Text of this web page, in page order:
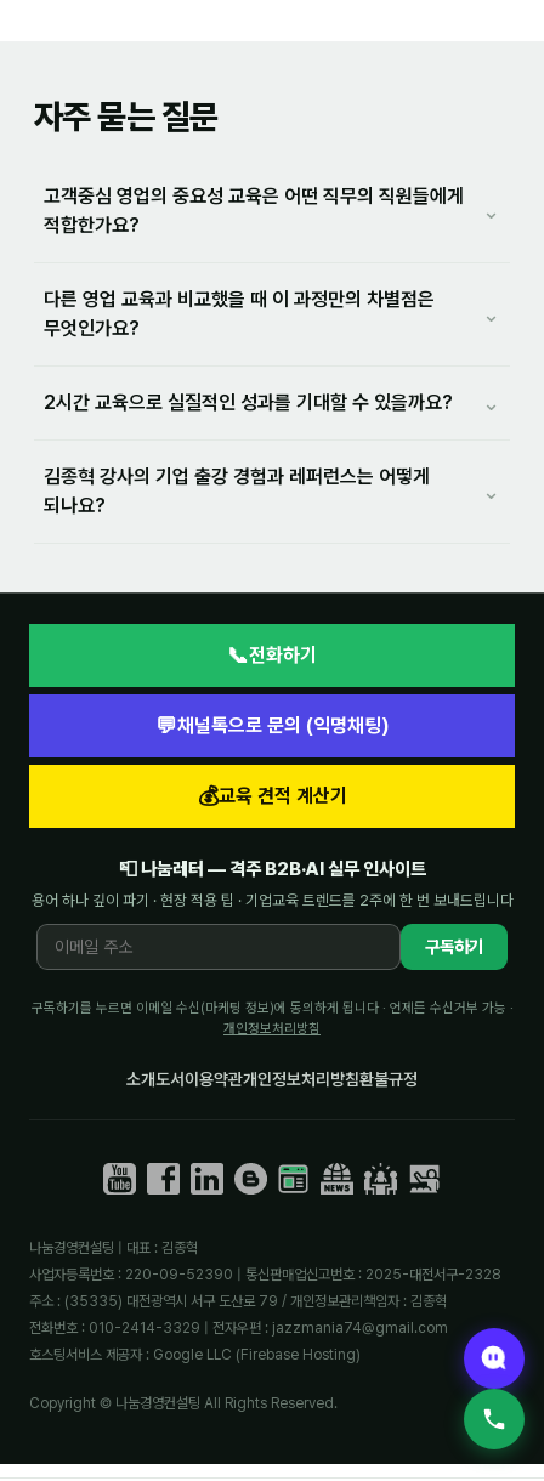
자주 묻는 질문
고객중심 영업의 중요성 교육은 어떤 직무의 직원들에게
적합한가요?
⌄
다른 영업 교육과 비교했을 때 이 과정만의 차별점은
무엇인가요?
⌄
2시간 교육으로 실질적인 성과를 기대할 수 있을까요? ⌄
김종혁 강사의 기업 출강 경험과 레퍼런스는 어떻게
되나요?
⌄
📞전화하기
💬채널톡으로 문의 (익명채팅)
💰교육 견적 계산기
📮 나눔레터 — 격주 B2B·AI 실무 인사이트
용어 하나 깊이 파기 · 현장 적용 팁 · 기업교육 트렌드를 2주에 한 번 보내드립니다
구독하기
구독하기를 누르면 이메일 수신(마케팅 정보)에 동의하게 됩니다 · 언제든 수신거부 가능 ·
개인정보처리방침
소개도서이용약관개인정보처리방침환불규정
나눔경영컨설팅 | 대표 : 김종혁
사업자등록번호 : 220-09-52390 | 통신판매업신고번호 : 2025-대전서구-2328
주소 : (35335) 대전광역시 서구 도산로 79 / 개인정보관리책임자 : 김종혁
전화번호 : 010-2414-3329 | 전자우편 : jazzmania74@gmail.com
호스팅서비스 제공자 : Google LLC (Firebase Hosting)
Copyright © 나눔경영컨설팅 All Rights Reserved.